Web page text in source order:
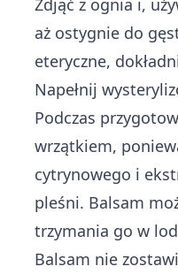
Zdjąć z ognia i,
aż ostygnie do
eteryczne,
Napełnij
Podczas
wrzątkiem,
cytrynowego i
pleśni. Balsam
trzymania go w
Balsam nie